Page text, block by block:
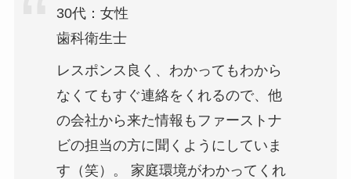
30代：女性
歯科衛生士
レスポンス良く、わかってもわから
なくてもすぐ連絡をくれるので、他
の会社から来た情報もファーストナ
ビの担当の方に聞くようにしていま
す（笑）。 家庭環境がわかってくれ